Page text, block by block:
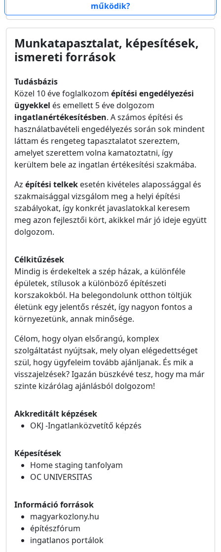
működik?
Munkatapasztalat, képesítések,
ismereti források
Tudásbázis
Közel 10 éve foglalkozom építési engedélyezési
ügyekkel és emellett 5 éve dolgozom
ingatlanértékesítésben. A számos építési és
használatbavételi engedélyezés során sok mindent
láttam és rengeteg tapasztalatot szereztem,
amelyet szerettem volna kamatoztatni, így
kerültem bele az ingatlan értékesítési szakmába.
Az építési telkek esetén kivételes alapossággal és
szakmaisággal vizsgálom meg a helyi építési
szabályokat, így konkrét javaslatokkal keresem
meg azon fejlesztői kört, akikkel már jó ideje együtt
dolgozom.
Célkitűzések
Mindig is érdekeltek a szép házak, a különféle
épületek, stílusok a különböző építészeti
korszakokból. Ha belegondolunk otthon töltjük
életünk egy jelentős részét, így nagyon fontos a
környezetünk, annak minősége.
Célom, hogy olyan elsőrangú, komplex
szolgáltatást nyújtsak, mely olyan elégedettséget
szül, hogy ügyfeleim tovább ajánljanak. És mik a
visszajelzések? Igazán büszkévé tesz, hogy ma már
szinte kizárólag ajánlásból dolgozom!
Akkreditált képzések
OKJ -Ingatlanközvetítő képzés
Képesítések
Home staging tanfolyam
OC UNIVERSITAS
Információ források
magyarkozlony.hu
építészfórum
ingatlanos portálok